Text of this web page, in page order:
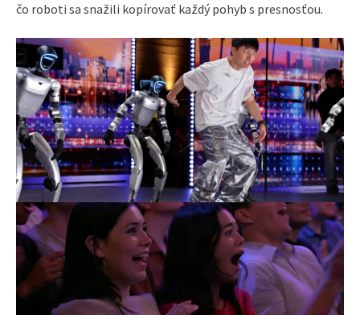
čo roboti sa snažili kopírovať každý pohyb s presnosťou.